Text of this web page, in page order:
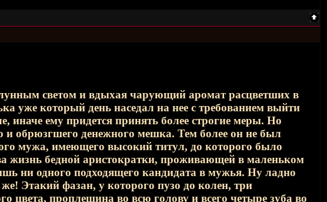
светом и вдыхая чарующий аромат расцветших в
уже который день наседал на нее с требованием выйти
иначе ему придется принять более строгие меры. Но
и обрюзгшего денежного мешка. Тем более он не был
мужа, имеющего высокий титул, до которого было
жизнь бедной аристократки, проживающей в маленьком
ни одного подходящего кандидата в мужья. Ну ладно
Этакий фазан, у которого пузо до колен, три
цвета, проплешина во всю голову и всего четыре зуба во